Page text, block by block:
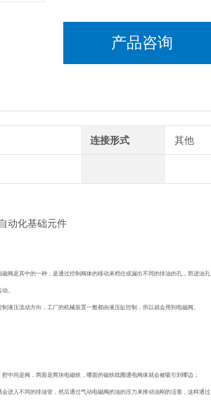
产品咨询
连接形式 其他
动化基础元件
磁阀是其中的一种，是通过控制 阀体的移动来档住或漏出不同的排油的孔，而进油
动。
液压流动方向，工厂的机械装置一般都由液压缸控制，所以就会用到电磁阀。
中间是阀，两面是两块电磁铁，哪面的磁铁线圈通电阀体就会被吸引到哪边；
进入不同的排油管，然后通过气动电磁阀的油的压力来推动油刚的活塞，这样通